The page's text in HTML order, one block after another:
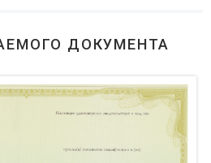
ДОКУМЕНТА